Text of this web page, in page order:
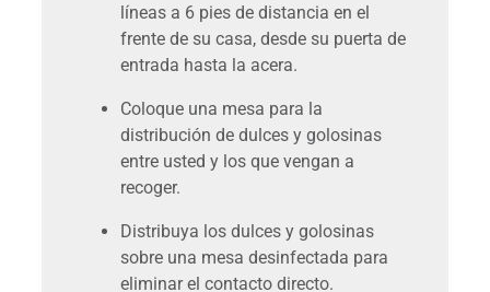
líneas a 6 pies de distancia en el
frente de su casa, desde su puerta de
entrada hasta la acera.
Coloque una mesa para la
distribución de dulces y golosinas
entre usted y los que vengan a
recoger.
Distribuya los dulces y golosinas
sobre una mesa desinfectada para
eliminar el contacto directo.